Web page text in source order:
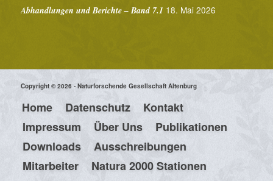
Abhandlungen und Berichte – Band 7.1 18. Mai 2026
Copyright © 2026 - Naturforschende Gesellschaft Altenburg
Home Datenschutz
Kontakt
Impressum
Über Uns
Publikationen
Downloads
Ausschreibungen
Mitarbeiter
Natura 2000 Stationen